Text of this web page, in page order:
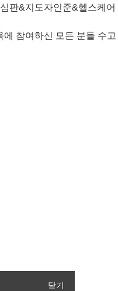
판&지도자인준&헬스케어
참여하신 모든 분들 수고
닫기